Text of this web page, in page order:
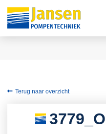
Terug naar overzicht